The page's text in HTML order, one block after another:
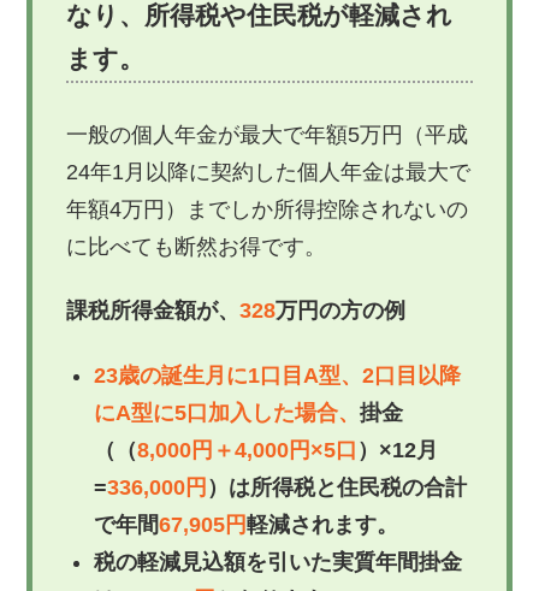
なり、所得税や住民税が軽減され
ます。
一般の個人年金が最大で年額5万円（平成
24年1月以降に契約した個人年金は最大で
年額4万円）までしか所得控除されないの
に比べても断然お得です。
課税所得金額が、328万円の方の例
23歳の誕生月に1口目A型、2口目以降
にA型に5口加入した場合、 掛金
（（8,000円＋4,000円×5口 ）×12月
=336,000円 ）は所得税と住民税の合計
で年間67,905円軽減されます。
税の軽減見込額を引いた実質年間掛金